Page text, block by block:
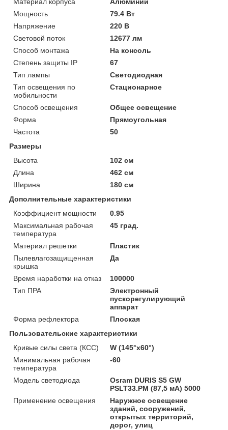
Мощность
79.4 Вт
Напряжение
220 В
Световой поток
12677 лм
Способ монтажа
На консоль
Степень защиты IP
67
Тип лампы
Светодиодная
Тип освещения по
мобильности
Стационарное
Способ освещения
Общее освещение
Форма
Прямоугольная
Частота
50
Размеры
Высота
102 см
Длина
462 см
Ширина
180 см
Дополнительные характеристики
Коэффициент мощности
0.95
Максимальная рабочая
температура
45 град.
Материал решетки
Пластик
Пылевлагозащищенная
крышка
Да
Время наработки на отказ
100000
Тип ПРА
Электронный
пускорегулирующий
аппарат
Форма рефлектора
Плоская
Пользовательские характеристики
Кривые силы света (КСС)
W (145°х60°)
Минимальная рабочая
температура
-60
Модель светодиода
Osram DURIS S5 GW
PSLT33.PM (87,5 мА) 5000
Применение освещения
Наружное освещение
зданий, сооружений,
открытых территорий,
дорог, улиц